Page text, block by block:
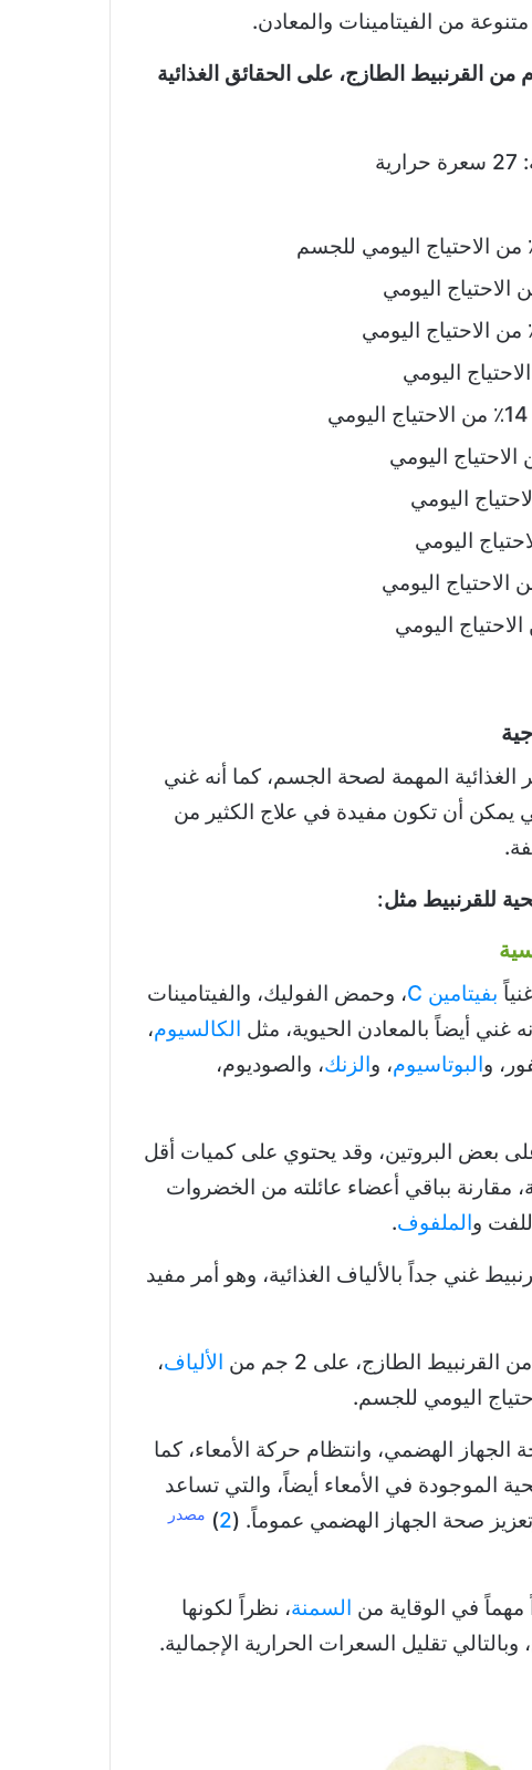
من الفيتامينات والمعادن.
مقدار 107 جرام من القرنبيط الطازج، على الحقائق الغذائية
الغذائية المهمة لصحة الجسم، كما أنه غني
يمكن أن تكون مفيدة في علاج الكثير من
للقرنبيط مثل:
بفيتامين C
، وحمض الفوليك، والفيتامينات
الكالسيوم،
والبوتاسيوم، والزنك، والصوديوم،
بعض البروتين، وقد يحتوي على كميات أقل
مقارنة بباقي أعضاء عائلته من الخضروات
والملفوف.
غني جداً بالألياف الغذائية، وهو أمر مفيد
الألياف،
الجهاز الهضمي، وانتظام حركة الأمعاء، كما
الموجودة في الأمعاء أيضاً، والتي تساعد
صحة الجهاز الهضمي عموماً. (2
) مصدر
مهماً في الوقاية من السمنة، نظراً لكونها
تقليل السعرات الحرارية الإجمالية.